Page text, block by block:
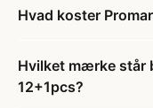
Hvad koster
Hvilket mærke står
12+1pcs?